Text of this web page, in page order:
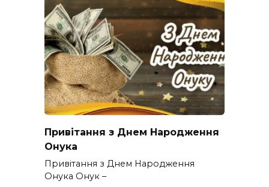
Привітання з Днем Народження
Онука
Привітання з Днем Народження
Онука Онук –